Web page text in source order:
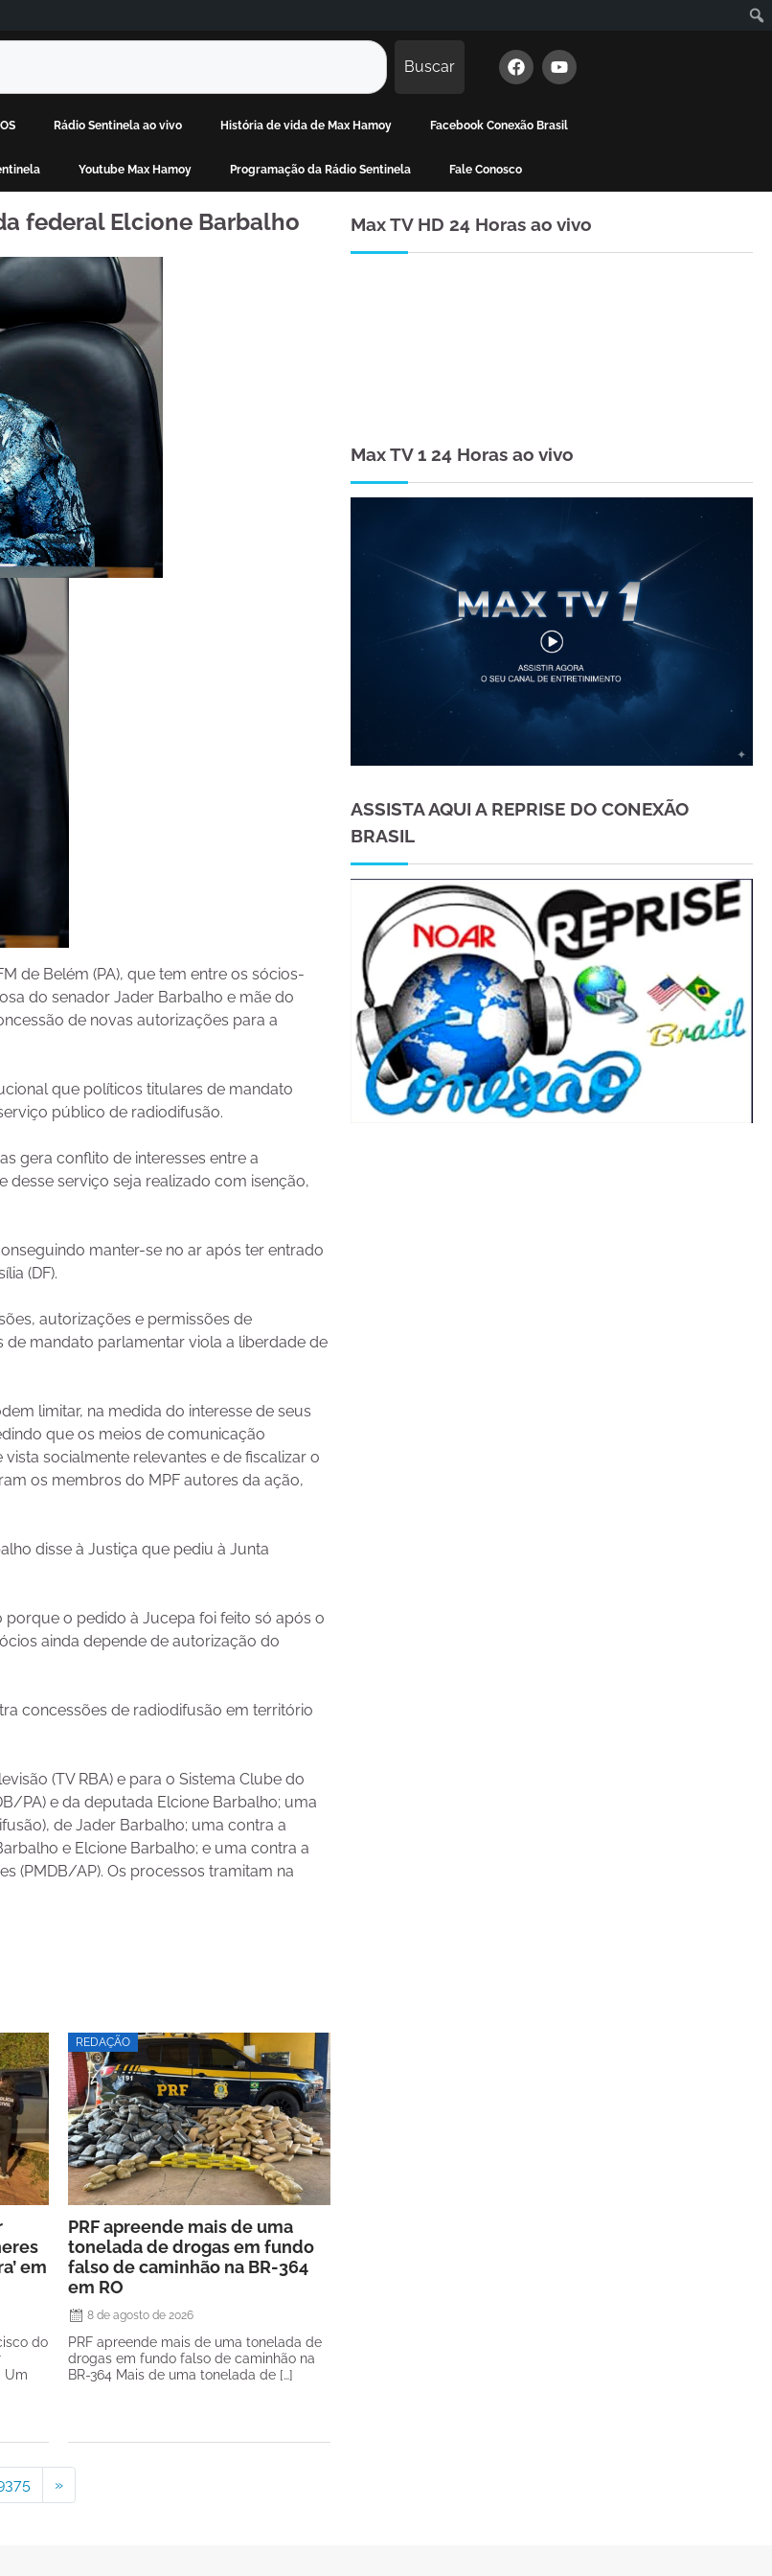
Buscar
Rádio Sentinela ao vivo História de vida de Max Hamoy Facebook Conexão Brasil
Youtube Max Hamoy Programação da Rádio Sentinela Fale Conosco
federal Elcione Barbalho
de Belém (PA), que tem entre os sócios-
do senador Jader Barbalho e mãe do
de novas autorizações para a
que políticos titulares de mandato
público de radiodifusão.
gera conflito de interesses entre a
desse serviço seja realizado com isenção,
manter-se no ar após ter entrado
(DF).
autorizações e permissões de
mandato parlamentar viola a liberdade de
limitar, na medida do interesse de seus
que os meios de comunicação
socialmente relevantes e de fiscalizar o
os membros do MPF autores da ação,
disse à Justiça que pediu à Junta
o pedido à Jucepa foi feito só após o
ainda depende de autorização do
concessões de radiodifusão em território
(TV RBA) e para o Sistema Clube do
PA) e da deputada Elcione Barbalho; uma
de Jader Barbalho; uma contra a
e Elcione Barbalho; e uma contra a
(PMDB/AP). Os processos tramitam na
em
do
Um
REDAÇÃO
PRF apreende mais de uma
tonelada de drogas em fundo
falso de caminhão na BR-364
em RO
8 de agosto de 2026
PRF apreende mais de uma tonelada de
drogas em fundo falso de caminhão na
BR-364 Mais de uma tonelada de […]
»
Max TV HD 24 Horas ao vivo
Max TV 1 24 Horas ao vivo
ASSISTA AQUI A REPRISE DO CONEXÃO
BRASIL